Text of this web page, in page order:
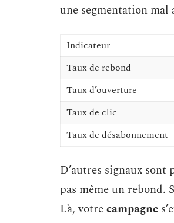
une segmentation mal
Indicateur
Taux de rebond
Taux d’ouverture
Taux de clic
Taux de désabonnement
D’autres signaux
pas même un
Là, votrecampagne